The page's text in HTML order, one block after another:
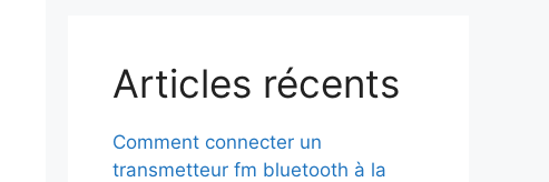
Articles récents
Comment connecter un
transmetteur fm bluetooth à la